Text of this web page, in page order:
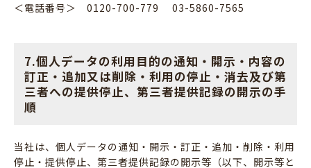
＜電話番号＞ 0120-700-779 03-5860-7565
7.個人データの利用目的の通知・開示・内容の
訂正・追加又は削除・利用の停止・消去及び第
三者への提供停止、第三者提供記録の開示の手
順
当社は、個人データの通知・開示・訂正・追加・削除・利用
停止・提供停止、第三者提供記録の開示等（以下、開示等と